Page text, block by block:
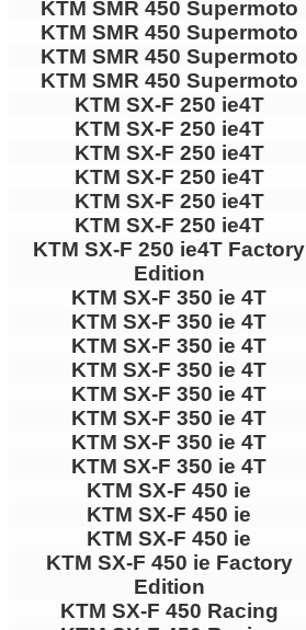
KTM SMR 450 Supermoto
KTM SMR 450 Supermoto
KTM SMR 450 Supermoto
KTM SMR 450 Supermoto
KTM SX-F 250 ie4T
KTM SX-F 250 ie4T
KTM SX-F 250 ie4T
KTM SX-F 250 ie4T
KTM SX-F 250 ie4T
KTM SX-F 250 ie4T
KTM SX-F 250 ie4T Factory
Edition
KTM SX-F 350 ie 4T
KTM SX-F 350 ie 4T
KTM SX-F 350 ie 4T
KTM SX-F 350 ie 4T
KTM SX-F 350 ie 4T
KTM SX-F 350 ie 4T
KTM SX-F 350 ie 4T
KTM SX-F 350 ie 4T
KTM SX-F 450 ie
KTM SX-F 450 ie
KTM SX-F 450 ie
KTM SX-F 450 ie Factory
Edition
KTM SX-F 450 Racing